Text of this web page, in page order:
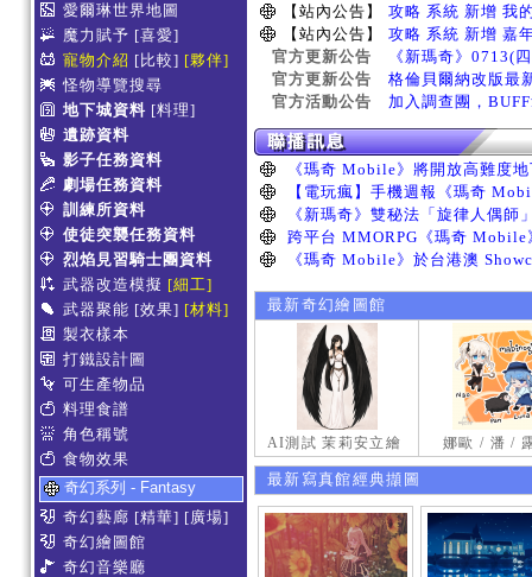
愛爾琳世界地圖
魔力賦予 [喜愛]
寵物介紹 [比較] [夥伴]
怪物導覽搜尋
地下城資料 [料理]
遺跡資料
影子任務資料
劇場任務資料
訓練所資料
使徒突襲任務資料
烈焰見習騎士團資料
武器改造模擬 [細工]
武器聚能 [效果] [材料]
製衣樣本
打鐵設計圖
可生產物品
料理食譜
角色稱號
食物效果
奇幻系列 - Fantasy
奇幻藝廊 [精華] [廣場]
奇幻繪圖館
奇幻音樂廳
【站內公告】
攻略 系統 新增 我
【站內公告】
攻略 系統 新增 嘉
官方更新公告
《新瑪奇》0713(
官方更新公告
格倫貝爾納改版最
官方活動公告
加入調查團，
最新奇幻繪圖館
AI測試 茉莉安立繪 娜歐 / 潘 /
最新寫真館經典擷圖